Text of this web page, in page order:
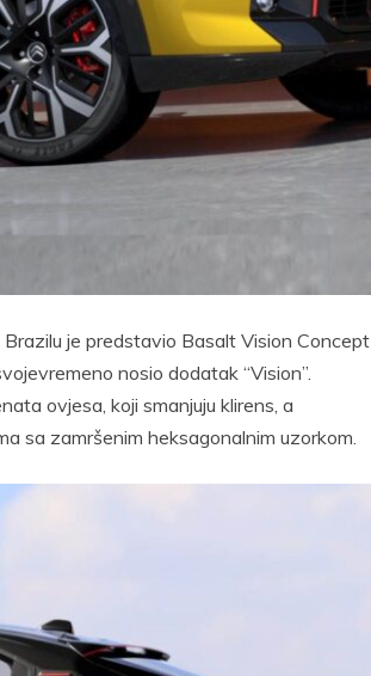
je predstavio Basalt Vision Concept
nosio dodatak “Vision”.
ovjesa, koji smanjuju klirens, a
sa zamršenim heksagonalnim uzorkom.